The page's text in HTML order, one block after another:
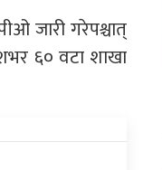
जारी गरेपश्चात्
६० वटा शाखा